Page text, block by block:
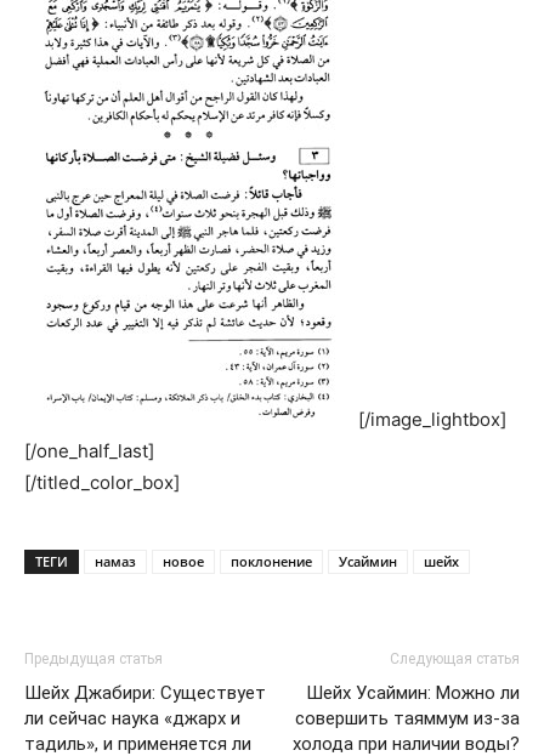
[/image_lightbox]
[/one_half_last]
[/titled_color_box]
ТЕГИ намаз новое поклонение Усаймин шейх
Предыдущая статья
Шейх Джабири: Существует
ли сейчас наука «джарх и
тадиль», и применяется ли
Следующая статья
Шейх Усаймин: Можно ли
совершить таяммум из-за
холода при наличии воды?